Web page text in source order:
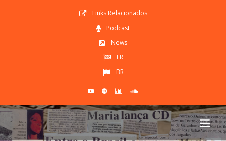
Links Relacionados
Podcast
News
FR
BR